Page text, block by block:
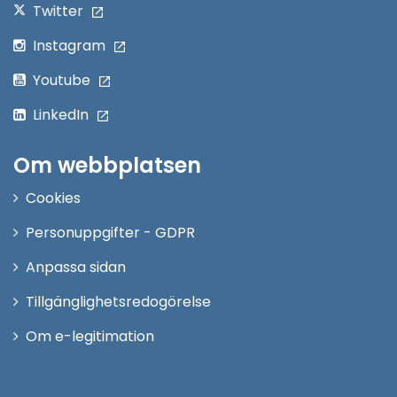
Twitter
Instagram
Youtube
LinkedIn
Om webbplatsen
Cookies
Personuppgifter - GDPR
Anpassa sidan
Tillgänglighetsredogörelse
Om e-legitimation